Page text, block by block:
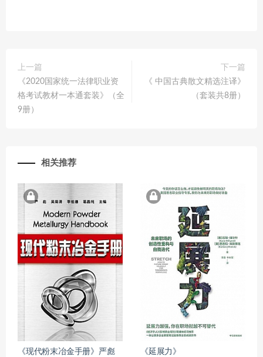
上一篇
《2020国家统一法律职业资
格考试教材一本通套装》（全
9册）
下一篇
《 中国古典散文精选注译》
（套装共8册）
相关推荐
《现代粉末冶金手册》严彪 《延展力》